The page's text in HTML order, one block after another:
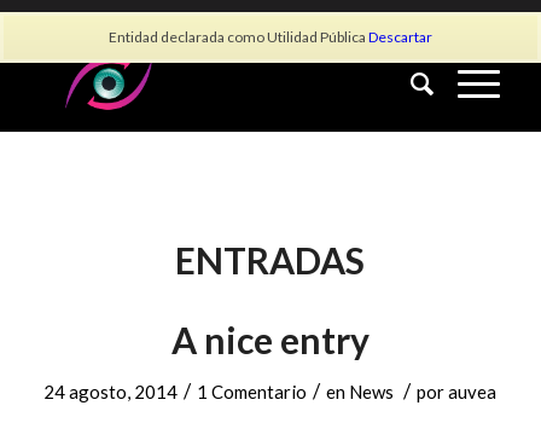
Entidad declarada como Utilidad Pública Descartar
info@asociacionauvea.es
ENTRADAS
A nice entry
24 agosto, 2014 / 1 Comentario / en News / porauvea